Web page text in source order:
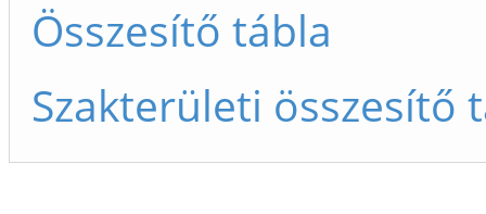
Összesítő tábla
Szakterületi összesítő